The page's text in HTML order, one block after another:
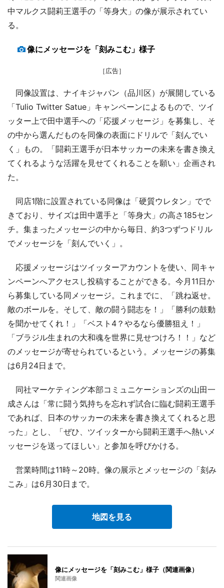
中マルクス闘莉王選手の「等身大」の像が展示されてい
る。
像にメッセージを「刻みこむ」様子
［広告］
同像設置は、ナイキジャパン（品川区）が展開している
「Tulio Twitter Satue」キャンペーンによるもので、ツイ
ッター上で田中選手への「応援メッセージ」を募集し、そ
の中から選んだものを同像の表面にドリルで「刻んでい
く」もの。「闘莉王選手が日本サッカーの未来を書き換え
てくれるような活躍を見せてくれることを願い」企画され
た。
同店1階に設置されている同像は「硬質ウレタン」でで
きており、サイズは田中選手と「等身大」の高さ185セン
チ。集まったメッセージの中から毎日、約3つずつドリル
でメッセージを「刻んでいく」。
応援メッセージはツイッターアカウントを使い、同キャ
ンペーンへアクセスし投稿することができる。今月11日か
ら募集している同メッセージ。これまでに、「跳ね返せ。
敵のボールを。そして、敵の闘う闘志を！」「勝利の鼓動
を聞かせてくれ！」「ベスト4？やるなら優勝狙え！」
「ブラジル生まれの大和魂を世界に見せつけろ！！」など
のメッセージが寄せられているという。メッセージの募集
は6月24日まで。
同社マーケティング本部コミュニケーションズの山田一
成さんは「常に闘う気持ちを忘れず試合に臨む闘莉王選手
であれば、日本のサッカーの未来を書き換えてくれると思
った」とし、「ぜひ、ツイッターから闘莉王選手へ熱いメ
ッセージを送ってほしい」と参加を呼びかける。
営業時間は11時～20時。像の展示とメッセージの「刻み
こみ」は6月30日まで。
地図を見る
像にメッセージを「刻みこむ」様子（関連画像）
関連画像